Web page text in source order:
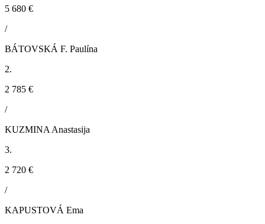
5 680 €
/
BÁTOVSKÁ F. Paulína
2.
2 785 €
/
KUZMINA Anastasija
3.
2 720 €
/
KAPUSTOVÁ Ema